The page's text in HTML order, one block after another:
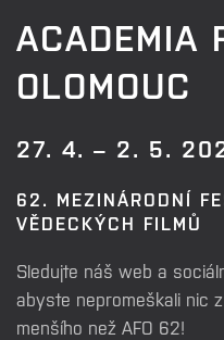
ACADEMIA
OLOMOUC
27. 4. – 2. 5.
62. MEZINÁRODNÍ
VĚDECKÝCH FILMŮ
Sledujte náš web a
abyste nepromeškali nic
menšího než AFO 62!